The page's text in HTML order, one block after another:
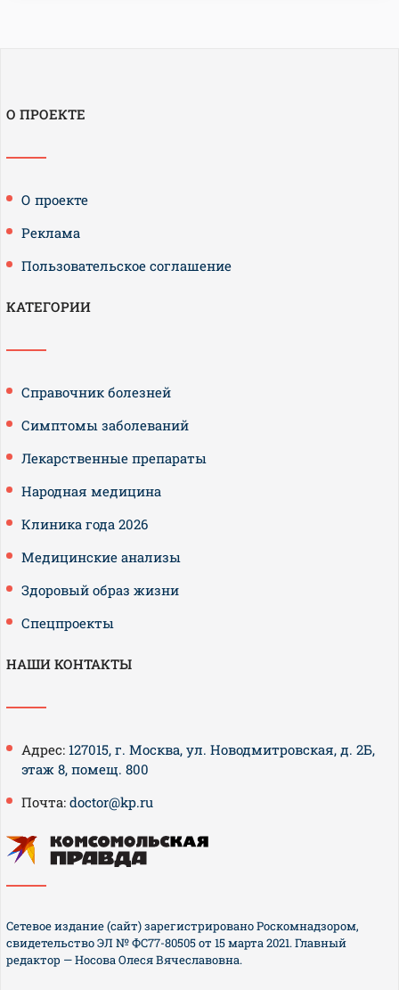
О ПРОЕКТЕ
О проекте
Реклама
Пользовательское соглашение
КАТЕГОРИИ
Справочник болезней
Симптомы заболеваний
Лекарственные препараты
Народная медицина
Клиника года 2026
Медицинские анализы
Здоровый образ жизни
Спецпроекты
НАШИ КОНТАКТЫ
Адрес: 127015, г. Москва, ул. Новодмитровская, д. 2Б,
этаж 8, помещ. 800
Почта: doctor@kp.ru
Сетевое издание (сайт) зарегистрировано Роскомнадзором,
свидетельство ЭЛ № ФС77-80505 от 15 марта 2021. Главный
редактор — Носова Олеся Вячеславовна.